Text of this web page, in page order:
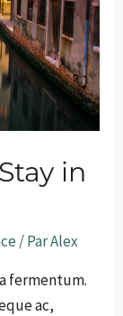
in
/ ParAlex
fermentum.
ac,